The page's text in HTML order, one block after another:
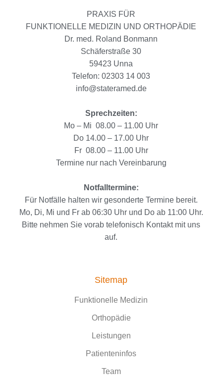
PRAXIS FÜR
FUNKTIONELLE MEDIZIN UND ORTHOPÄDIE
Dr. med. Roland Bonmann
Schäferstraße 30
59423 Unna
Telefon: 02303 14 003
info@stateramed.de
Sprechzeiten:
Mo – Mi 08.00 – 11.00 Uhr
Do 14.00 – 17.00 Uhr
Fr 08.00 – 11.00 Uhr
Termine nur nach Vereinbarung
Notfalltermine:
Für Notfälle halten wir gesonderte Termine bereit.
Mo, Di, Mi und Fr ab 06:30 Uhr und Do ab 11:00 Uhr.
Bitte nehmen Sie vorab telefonisch Kontakt mit uns
auf.
Sitemap
Funktionelle Medizin
Orthopädie
Leistungen
Patienteninfos
Team